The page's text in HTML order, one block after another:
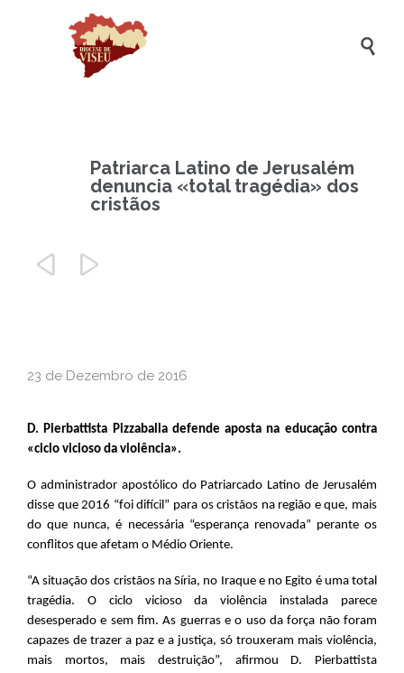

Patriarca Latino de Jerusalém
denuncia «total tragédia» dos
cristãos
 
23 de Dezembro de 2016
D. Pierbattista Pizzaballa defende aposta na educação contra
«ciclo vicioso da violência».
O administrador apostólico do Patriarcado Latino de Jerusalém
disse que 2016 “foi difícil” para os cristãos na região e que, mais
do que nunca, é necessária “esperança renovada” perante os
conflitos que afetam o Médio Oriente.
“A situação dos cristãos na Síria, no Iraque e no Egito é uma total
tragédia. O ciclo vicioso da violência instalada parece
desesperado e sem fim. As guerras e o uso da força não foram
capazes de trazer a paz e a justiça, só trouxeram mais violência,
mais mortos, mais destruição”, afirmou D. Pierbattista